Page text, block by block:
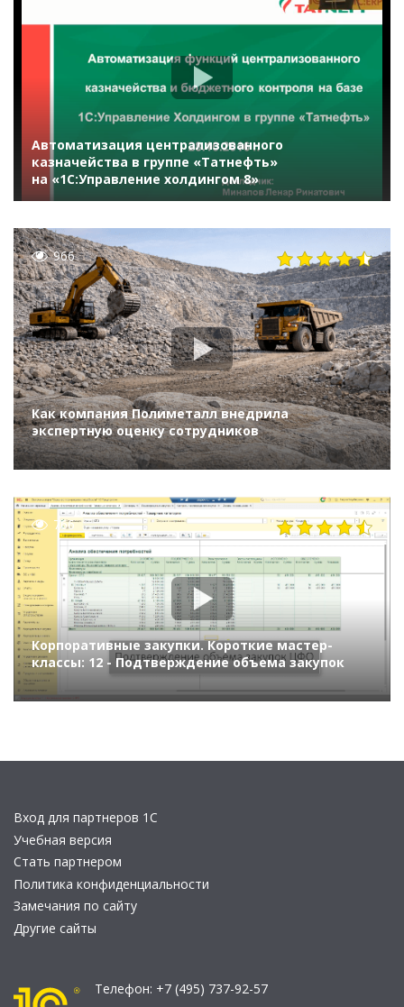
Автоматизация централизованного
казначейства в группе «Татнефть»
на «1С:Управление холдингом 8»
966
Как компания Полиметалл внедрила
экспертную оценку сотрудников
766
Корпоративные закупки. Короткие мастер-
классы: 12 - Подтверждение объема закупок
Вход для партнеров 1С
Учебная версия
Стать партнером
Политика конфиденциальности
Замечания по сайту
Другие сайты
Телефон: +7 (495) 737-92-57